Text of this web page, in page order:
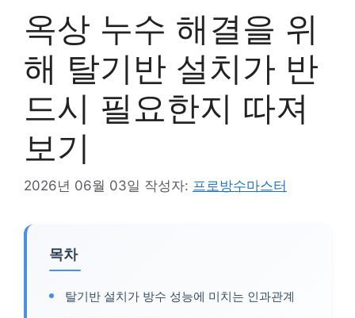
옥상 누수 해결을 위
해 탈기반 설치가 반
드시 필요한지 따져
보기
2026년 06월 03일 작성자: 프로방수마스터
목차
탈기반 설치가 방수 성능에 미치는 인과관계